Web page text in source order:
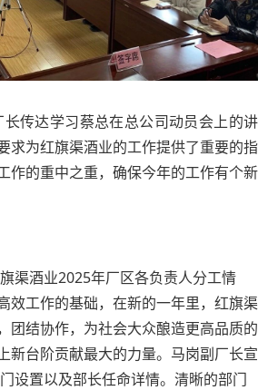
传达学习蔡总在总公司动员会上的讲
求为红旗渠酒业的工作提供了重要的指
作的重中之重，确保今年的工作有个新
渠酒业2025年厂区各负责人分工情
效工作的基础，在新的一年里，红旗渠
团结协作，为社会大众酿造更高品质的
新台阶贡献最大的力量。马岗副厂长宣
设置以及部长任命详情。清晰的部门